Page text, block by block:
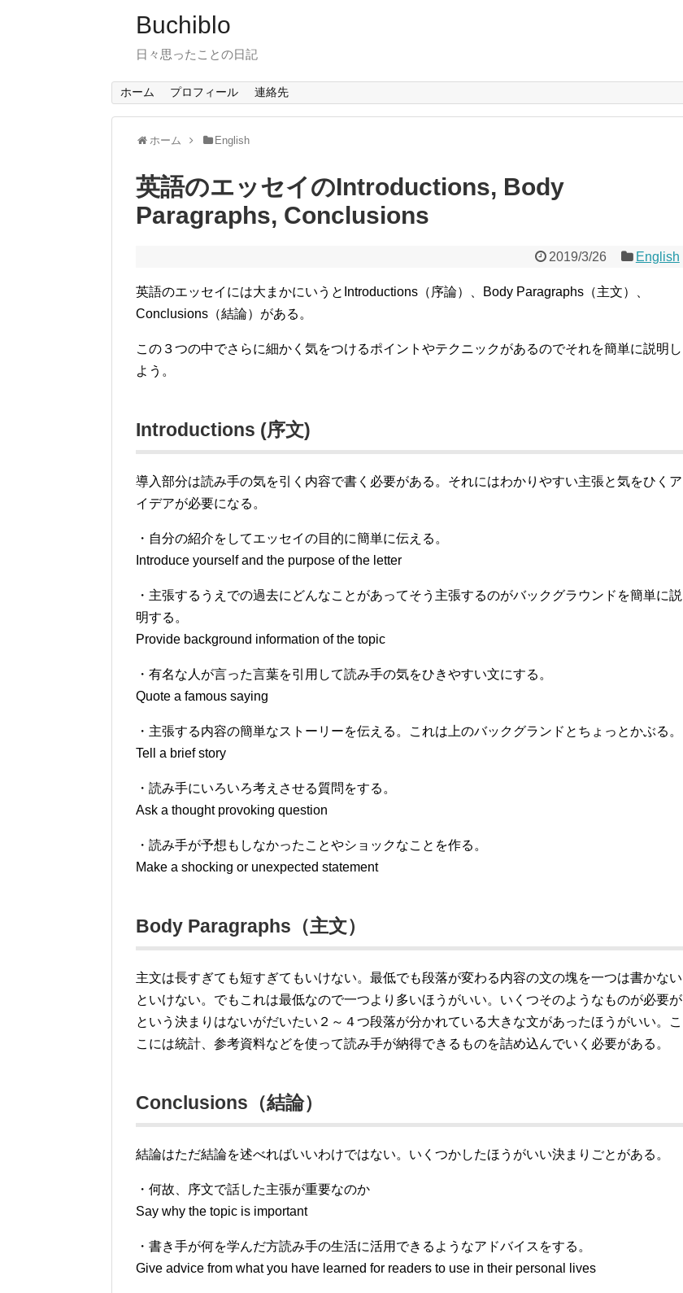
Buchiblo
日々思ったことの日記
ホーム プロフィール 連絡先
ホーム English
英語のエッセイのIntroductions, Body
Paragraphs, Conclusions
2019/3/26 English
英語のエッセイには大まかにいうとIntroductions（序論）、Body Paragraphs（主文）、
Conclusions（結論）がある。
この３つの中でさらに細かく気をつけるポイントやテクニックがあるのでそれを簡単に説明し
よう。
Introductions (序文)
導入部分は読み手の気を引く内容で書く必要がある。それにはわかりやすい主張と気をひくア
イデアが必要になる。
・自分の紹介をしてエッセイの目的に簡単に伝える。
Introduce yourself and the purpose of the letter
・主張するうえでの過去にどんなことがあってそう主張するのがバックグラウンドを簡単に説
明する。
Provide background information of the topic
・有名な人が言った言葉を引用して読み手の気をひきやすい文にする。
Quote a famous saying
・主張する内容の簡単なストーリーを伝える。これは上のバックグランドとちょっとかぶる。
Tell a brief story
・読み手にいろいろ考えさせる質問をする。
Ask a thought provoking question
・読み手が予想もしなかったことやショックなことを作る。
Make a shocking or unexpected statement
Body Paragraphs（主文）
主文は長すぎても短すぎてもいけない。最低でも段落が変わる内容の文の塊を一つは書かない
といけない。でもこれは最低なので一つより多いほうがいい。いくつそのようなものが必要が
という決まりはないがだいたい２～４つ段落が分かれている大きな文があったほうがいい。こ
こには統計、参考資料などを使って読み手が納得できるものを詰め込んでいく必要がある。
Conclusions（結論）
結論はただ結論を述べればいいわけではない。いくつかしたほうがいい決まりごとがある。
・何故、序文で話した主張が重要なのか
Say why the topic is important
・書き手が何を学んだ方読み手の生活に活用できるようなアドバイスをする。
Give advice from what you have learned for readers to use in their personal lives